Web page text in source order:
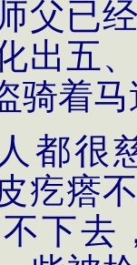
父已
出五
骑着
都很
疙瘩
下去